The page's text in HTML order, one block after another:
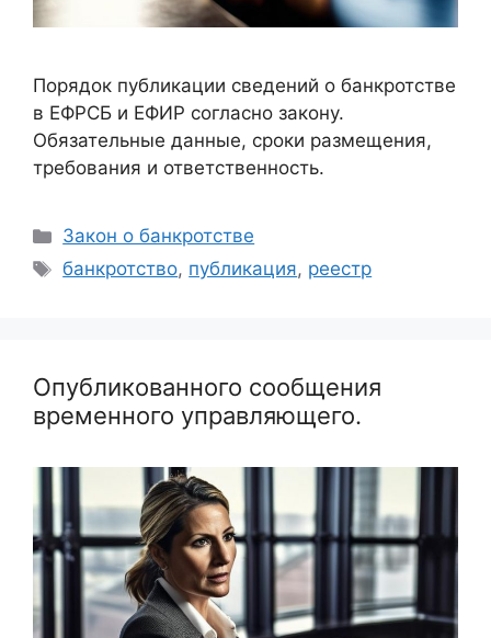
Порядок публикации сведений о банкротстве
в ЕФРСБ и ЕФИР согласно закону.
Обязательные данные, сроки размещения,
требования и ответственность.
Рубрики
Закон о банкротстве
Метки
банкротство, публикация, реестр
Опубликованного сообщения
временного управляющего.